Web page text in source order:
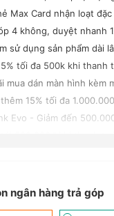
Max Card nhận loạt
4 không, duyệt nhanh
sử dụng sản phẩm dài
5% tối đa 500k khi thanh
mua dán màn hình
thêm 15% tối đa
Evo - Giảm đến
ngân hàng trả góp